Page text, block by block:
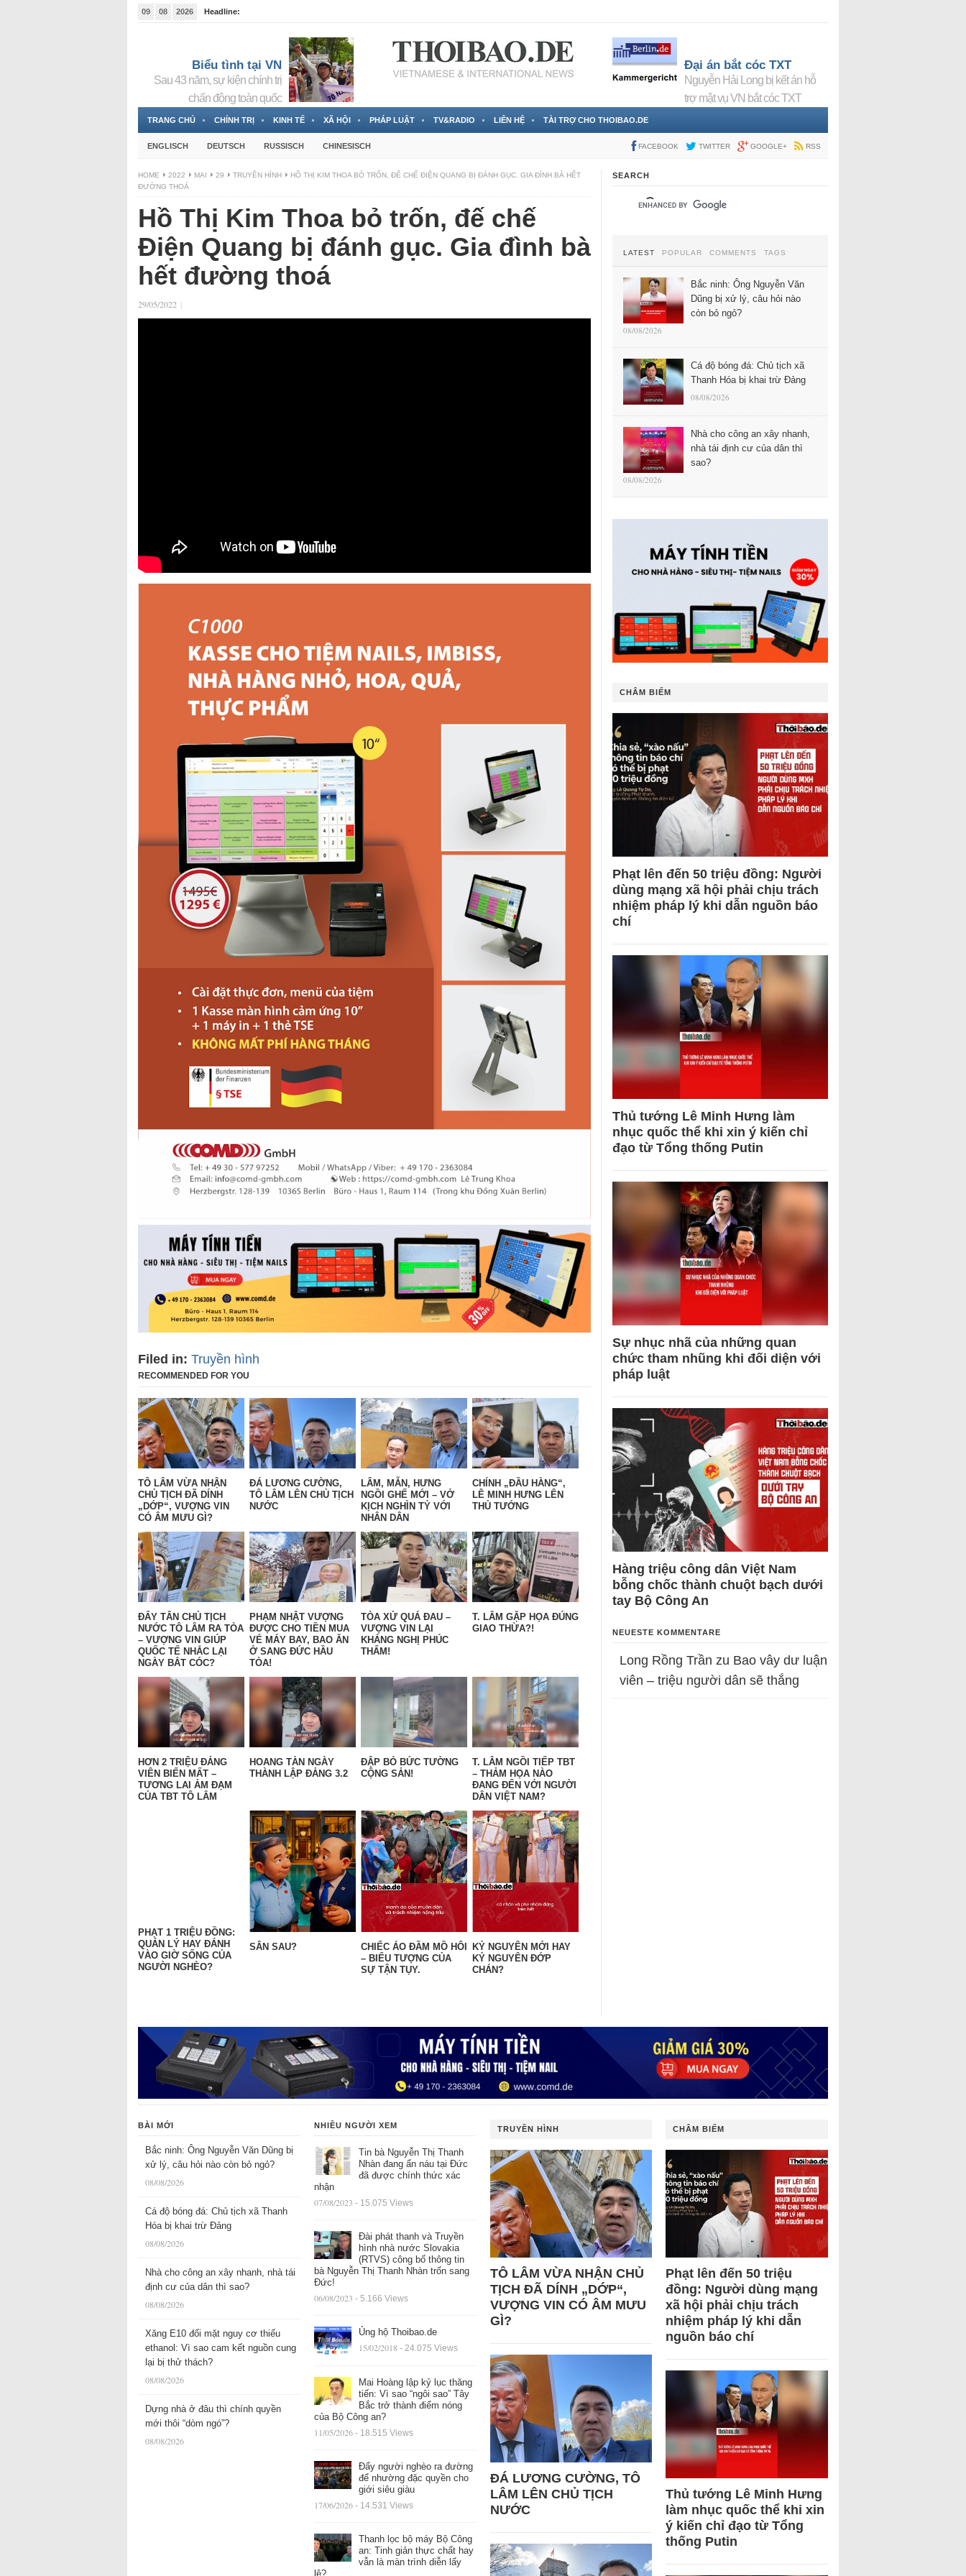
09 08 2026
Headline:
Biểu tình tại VN
Sau 43 năm, sự kiện chính trị
chấn động toàn quốc
Đại án bắt cóc TXT
Nguyễn Hải Long bị kết án hỗ
trợ mật vụ VN bắt cóc TXT
TRANG CHỦ CHÍNH TRỊ KINH TẾ XÃ HỘI PHÁP LUẬT TV&RADIO LIÊN HỆ TÀI TRỢ CHO THOIBAO.DE
ENGLISCH DEUTSCH RUSSISCH CHINESISCH FACEBOOK TWITTER GOOGLE+ RSS
HOME 2022 MAI 29 TRUYỀN HÌNH
HỒ THỊ KIM THOA BỎ TRỐN, ĐẾ CHẾ ĐIỆN QUANG BỊ ĐÁNH GỤC. GIA ĐÌNH BÀ HẾT
ĐƯỜNG THOÁ
Hồ Thị Kim Thoa bỏ trốn, đế chế
Điện Quang bị đánh gục. Gia đình bà
hết đường thoá
29/05/2022 |
Filed in: Truyền hình
RECOMMENDED FOR YOU
TÔ LÂM VỪA NHẬN
CHỦ TỊCH ĐÃ DÍNH
„DỚP“, VƯỢNG VIN
CÓ ÂM MƯU GÌ?
ĐÁ LƯƠNG CƯỜNG,
TÔ LÂM LÊN CHỦ TỊCH
NƯỚC
LÂM, MẪN, HƯNG
NGỒI GHẾ MỚI – VỞ
KỊCH NGHÌN TỶ VỚI
NHÂN DÂN
CHÍNH „ĐẦU HÀNG“,
LÊ MINH HƯNG LÊN
THỦ TƯỚNG
ĐẨY TÂN CHỦ TỊCH
NƯỚC TÔ LÂM RA TÒA
– VƯỢNG VIN GIÚP
QUỐC TẾ NHẮC LẠI
NGÀY BẮT CÓC?
PHẠM NHẬT VƯỢNG
ĐƯỢC CHO TIỀN MUA
VÉ MÁY BAY, BAO ĂN
Ở SANG ĐỨC HẦU
TÒA!
TÒA XỬ QUÁ ĐAU –
VƯỢNG VIN LẠI
KHÁNG NGHỊ PHÚC
THẨM!
T. LÂM GẶP HỌA ĐÚNG
GIAO THỪA?!
HƠN 2 TRIỆU ĐẢNG
VIÊN BIẾN MẤT –
TƯƠNG LAI ẢM ĐẠM
CỦA TBT TÔ LÂM
HOANG TÀN NGÀY
THÀNH LẬP ĐẢNG 3.2
ĐẬP BỎ BỨC TƯỜNG
CỘNG SẢN!
T. LÂM NGỒI TIẾP TBT
– THẢM HỌA NÀO
ĐANG ĐẾN VỚI NGƯỜI
DÂN VIỆT NAM?
PHẠT 1 TRIỆU ĐỒNG:
QUẢN LÝ HAY ĐÁNH
VÀO GIỜ SỐNG CỦA
NGƯỜI NGHÈO?
SÂN SAU?
CHIẾC ÁO ĐẦM MỒ HÔI
– BIỂU TƯỢNG CỦA
SỰ TẬN TỤY.
KỶ NGUYÊN MỚI HAY
KỶ NGUYÊN ĐỚP
CHÁN?
SEARCH
LATEST POPULAR COMMENTS TAGS
Bắc ninh: Ông Nguyễn Văn
Dũng bị xử lý, câu hỏi nào
còn bỏ ngỏ?
08/08/2026
Cá độ bóng đá: Chủ tịch xã
Thanh Hóa bị khai trừ Đảng
08/08/2026
Nhà cho công an xây nhanh,
nhà tái định cư của dân thì
sao?
08/08/2026
CHÂM BIẾM
Phạt lên đến 50 triệu đồng: Người
dùng mạng xã hội phải chịu trách
nhiệm pháp lý khi dẫn nguồn báo
chí
Thủ tướng Lê Minh Hưng làm
nhục quốc thể khi xin ý kiến chỉ
đạo từ Tổng thống Putin
Sự nhục nhã của những quan
chức tham nhũng khi đối diện với
pháp luật
Hàng triệu công dân Việt Nam
bỗng chốc thành chuột bạch dưới
tay Bộ Công An
NEUESTE KOMMENTARE
Long Rồng Trần zu Bao vây dư luận
viên – triệu người dân sẽ thắng
BÀI MỚI
Bắc ninh: Ông Nguyễn Văn Dũng bị
xử lý, câu hỏi nào còn bỏ ngỏ?
08/08/2026
Cá độ bóng đá: Chủ tịch xã Thanh
Hóa bị khai trừ Đảng
08/08/2026
Nhà cho công an xây nhanh, nhà tái
định cư của dân thì sao?
08/08/2026
Xăng E10 đối mặt nguy cơ thiếu
ethanol: Vì sao cam kết nguồn cung
lại bị thử thách?
08/08/2026
Dựng nhà ở đâu thì chính quyền
mới thôi “dòm ngó”?
08/08/2026
NHIỀU NGƯỜI XEM
Tin bà Nguyễn Thị Thanh
Nhàn đang ẩn náu tại Đức
đã được chính thức xác
nhận
07/08/2023 - 15.075 Views
Đài phát thanh và Truyền
hình nhà nước Slovakia
(RTVS) công bố thông tin
bà Nguyễn Thị Thanh Nhàn trốn sang
Đức!
06/08/2023 - 5.166 Views
Ủng hộ Thoibao.de
15/02/2018 - 24.075 Views
Mai Hoàng lập kỷ lục thăng
tiến: Vì sao “ngôi sao” Tây
Bắc trở thành điểm nóng
của Bộ Công an?
11/05/2026 - 18.515 Views
Đẩy người nghèo ra đường
để nhường đặc quyền cho
giới siêu giàu
17/06/2026 - 14.531 Views
Thanh lọc bộ máy Bộ Công
an: Tinh giản thực chất hay
vẫn là màn trình diễn lấy
lệ?
TRUYỀN HÌNH
TÔ LÂM VỪA NHẬN CHỦ
TỊCH ĐÃ DÍNH „DỚP“,
VƯỢNG VIN CÓ ÂM MƯU
GÌ?
ĐÁ LƯƠNG CƯỜNG, TÔ
LÂM LÊN CHỦ TỊCH
NƯỚC
CHÂM BIẾM
Phạt lên đến 50 triệu
đồng: Người dùng mạng
xã hội phải chịu trách
nhiệm pháp lý khi dẫn
nguồn báo chí
Thủ tướng Lê Minh Hưng
làm nhục quốc thể khi xin
ý kiến chỉ đạo từ Tổng
thống Putin